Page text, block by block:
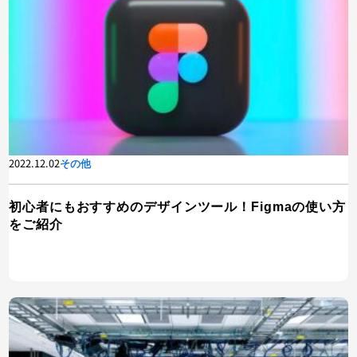
2022.12.02その他
初心者にもおすすめのデザインツール！Figmaの使い方
をご紹介